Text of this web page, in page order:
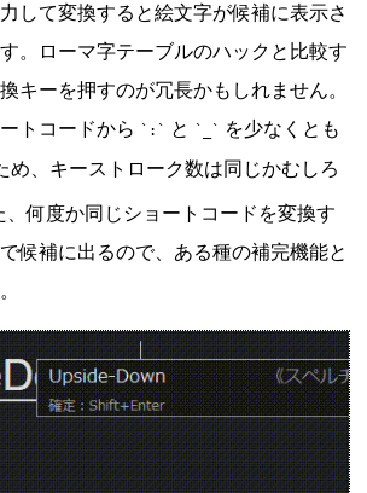
して変換すると絵文字が候補に表示さ
。ローマ字テーブルのハックと比較す
キーを押すのが冗長かもしれません。
トコードから
: と
を少なくとも
め、キーストローク数は同じかむしろ
、何度か同じショートコードを変換す
候補に出るので、ある種の補完機能と